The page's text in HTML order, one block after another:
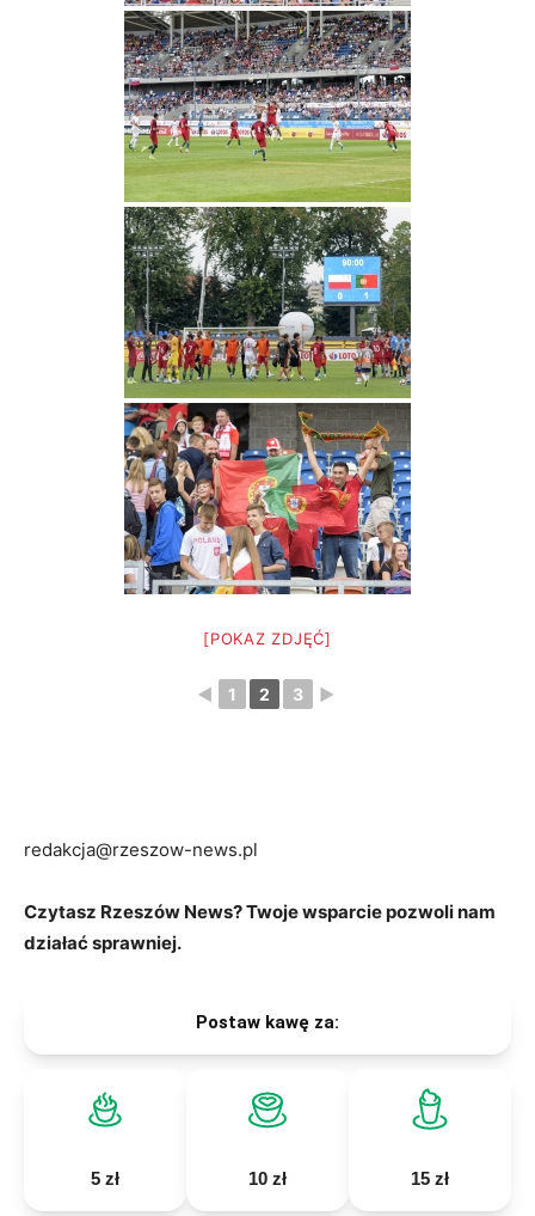
[POKAZ ZDJĘĆ]
◄ 1 2 3 ►
redakcja@rzeszow-news.pl
Czytasz Rzeszów News? Twoje wsparcie pozwoli nam
działać sprawniej.
Postaw kawę za:
5 zł 10 zł 15 zł